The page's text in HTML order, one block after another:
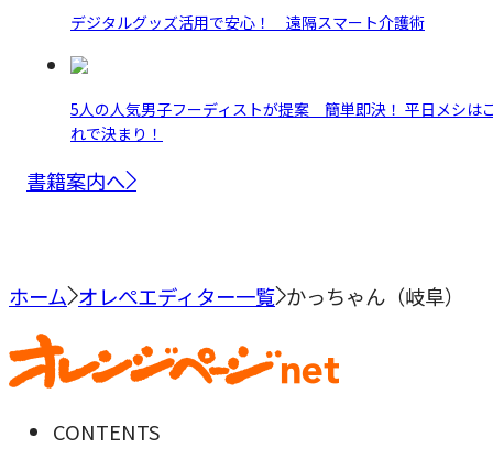
デジタルグッズ活用で安心！ 遠隔スマート介護術
5人の人気男子フーディストが提案 簡単即決！ 平日メシは
れで決まり！
書籍案内へ
ホーム オレぺエディター一覧 かっちゃん（岐阜）
CONTENTS